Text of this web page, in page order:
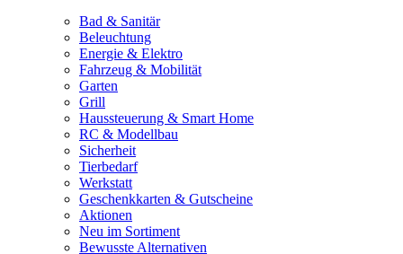
Bad & Sanitär
Beleuchtung
Energie & Elektro
Fahrzeug & Mobilität
Garten
Grill
Haussteuerung & Smart Home
RC & Modellbau
Sicherheit
Tierbedarf
Werkstatt
Geschenkkarten & Gutscheine
Aktionen
Neu im Sortiment
Bewusste Alternativen